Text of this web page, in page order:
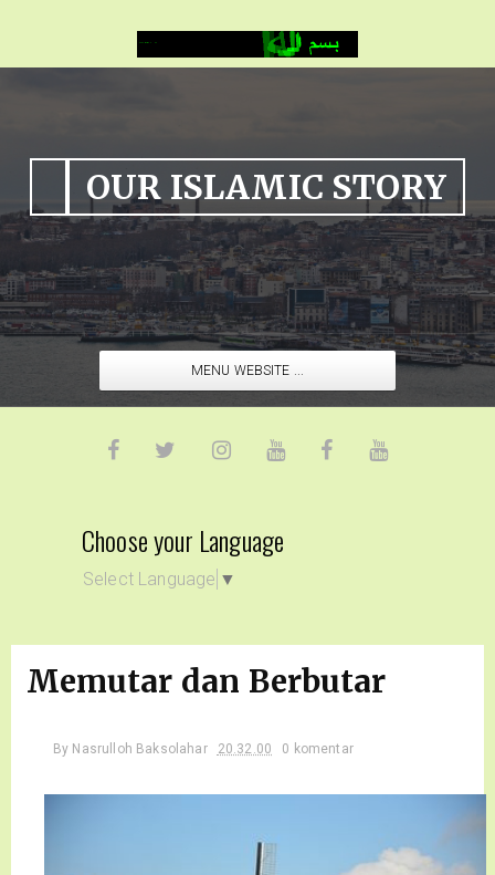
OUR ISLAMIC STORY
MENU WEBSITE ...
Choose your Language
Select Language ▼
Memutar dan Berbutar
By Nasrulloh Baksolahar 20.32.00 0 komentar